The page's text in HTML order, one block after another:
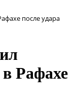
после удара
Рафахе